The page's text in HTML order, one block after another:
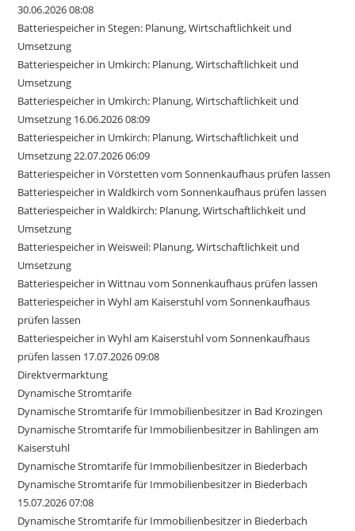
30.06.2026 08:08
Batteriespeicher in Stegen: Planung, Wirtschaftlichkeit und
Umsetzung
Batteriespeicher in Umkirch: Planung, Wirtschaftlichkeit und
Umsetzung
Batteriespeicher in Umkirch: Planung, Wirtschaftlichkeit und
Umsetzung 16.06.2026 08:09
Batteriespeicher in Umkirch: Planung, Wirtschaftlichkeit und
Umsetzung 22.07.2026 06:09
Batteriespeicher in Vörstetten vom Sonnenkaufhaus prüfen lassen
Batteriespeicher in Waldkirch vom Sonnenkaufhaus prüfen lassen
Batteriespeicher in Waldkirch: Planung, Wirtschaftlichkeit und
Umsetzung
Batteriespeicher in Weisweil: Planung, Wirtschaftlichkeit und
Umsetzung
Batteriespeicher in Wittnau vom Sonnenkaufhaus prüfen lassen
Batteriespeicher in Wyhl am Kaiserstuhl vom Sonnenkaufhaus
prüfen lassen
Batteriespeicher in Wyhl am Kaiserstuhl vom Sonnenkaufhaus
prüfen lassen 17.07.2026 09:08
Direktvermarktung
Dynamische Stromtarife
Dynamische Stromtarife für Immobilienbesitzer in Bad Krozingen
Dynamische Stromtarife für Immobilienbesitzer in Bahlingen am
Kaiserstuhl
Dynamische Stromtarife für Immobilienbesitzer in Biederbach
Dynamische Stromtarife für Immobilienbesitzer in Biederbach
15.07.2026 07:08
Dynamische Stromtarife für Immobilienbesitzer in Biederbach